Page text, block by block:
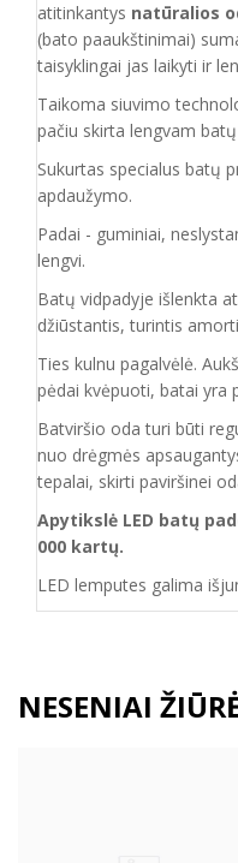
atitinkantys natūralios
(bato paaukštinimai)
taisyklingai jas laikyti ir
Taikoma siuvimo
pačiu skirta lengvam
Sukurtas specialus batų
apdaužymo.
Padai - guminiai,
lengvi.
Batų vidpadyje išlenkta
džiūstantis, turintis
Ties kulnu pagalvėlė.
pėdai kvėpuoti, batai yra
Batviršio oda turi būti
nuo drėgmės
tepalai, skirti paviršinei
Apytikslė LED batų
000 kartų.
LED lemputes galima
NESENIAI